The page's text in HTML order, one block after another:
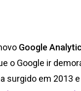
Google
o Google ir
surgido em 2013